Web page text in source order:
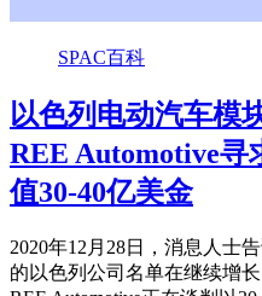
SPAC百科
以色列电动汽车模
REE Automotive寻
值30-40亿美金
2020年12月28日，消息人士
的以色列公司名单在继续增